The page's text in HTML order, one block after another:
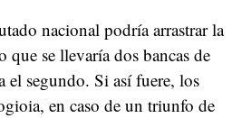
nacional podría arrastrar la
que se llevaría dos bancas de
el segundo. Si así fuere, los
en caso de un triunfo de